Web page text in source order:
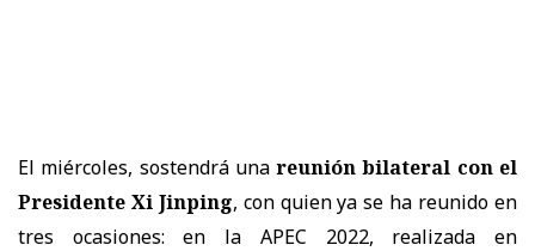
El miércoles, sostendrá unareunión bilateral con el
Presidente Xi Jinping, con quien ya se ha reunido en
tres ocasiones: en la APEC 2022, realizada en